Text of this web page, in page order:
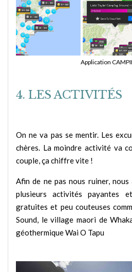
Application
4. LES ACTIVITÉS
On ne va pas se mentir. Les
chères. La moindre activité va
couple, ça chiffre vite !
Afin de ne pas nous ruiner, nous
plusieurs activités payantes
gratuites et peu couteuses
Sound, le village maori de
géothermique Wai O Tapu